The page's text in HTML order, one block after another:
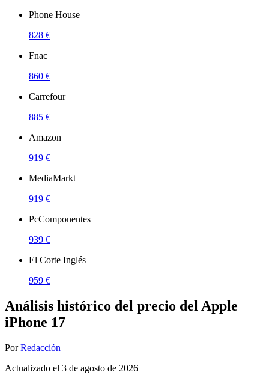
Phone House
828 €
Fnac
860 €
Carrefour
885 €
Amazon
919 €
MediaMarkt
919 €
PcComponentes
939 €
El Corte Inglés
959 €
Análisis histórico del precio del Apple
iPhone 17
Por Redacción
Actualizado el 3 de agosto de 2026